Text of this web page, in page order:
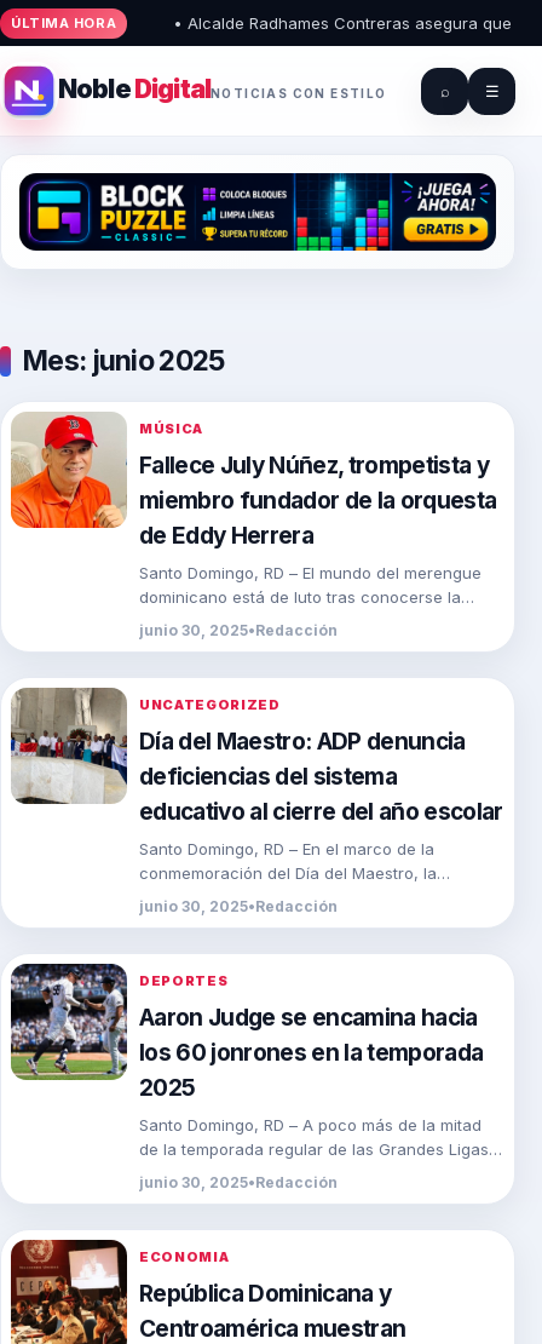
ÚLTIMA HORA • Alcalde Radhames Contreras asegura que el
NobleDigitalNOTICIAS CON ESTILO ⌕ ☰
Mes: junio 2025
MÚSICA
Fallece July Núñez, trompetista y
miembro fundador de la orquesta
de Eddy Herrera
Santo Domingo, RD – El mundo del merengue
dominicano está de luto tras conocerse la
muerte del reconocido trompetista July Núñez,
quien […]
junio 30, 2025•Redacción
UNCATEGORIZED
Día del Maestro: ADP denuncia
deficiencias del sistema
educativo al cierre del año escolar
Santo Domingo, RD – En el marco de la
conmemoración del Día del Maestro, la
Asociación Dominicana de Profesores (ADP),
encabezada por […]
junio 30, 2025•Redacción
DEPORTES
Aaron Judge se encamina hacia
los 60 jonrones en la temporada
2025
Santo Domingo, RD – A poco más de la mitad
de la temporada regular de las Grandes Ligas
2025, Aaron Judge ha […]
junio 30, 2025•Redacción
ECONOMIA
República Dominicana y
Centroamérica muestran